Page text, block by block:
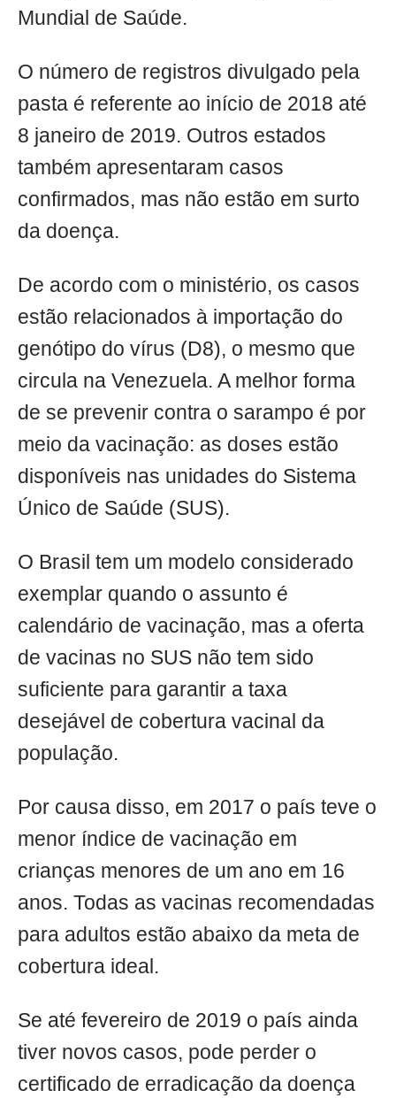
Mundial de Saúde.
O número de registros divulgado pela
pasta é referente ao início de 2018 até
8 janeiro de 2019. Outros estados
também apresentaram casos
confirmados, mas não estão em surto
da doença.
De acordo com o ministério, os casos
estão relacionados à importação do
genótipo do vírus (D8), o mesmo que
circula na Venezuela. A melhor forma
de se prevenir contra o sarampo é por
meio da vacinação: as doses estão
disponíveis nas unidades do Sistema
Único de Saúde (SUS).
O Brasil tem um modelo considerado
exemplar quando o assunto é
calendário de vacinação, mas a oferta
de vacinas no SUS não tem sido
suficiente para garantir a taxa
desejável de cobertura vacinal da
população.
Por causa disso, em 2017 o país teve o
menor índice de vacinação em
crianças menores de um ano em 16
anos. Todas as vacinas recomendadas
para adultos estão abaixo da meta de
cobertura ideal.
Se até fevereiro de 2019 o país ainda
tiver novos casos, pode perder o
certificado de erradicação da doença